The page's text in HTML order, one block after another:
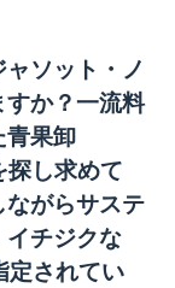
ソット・ノ
か？一流料
青果卸
し求めて
がらサステ
チジクな
定されてい